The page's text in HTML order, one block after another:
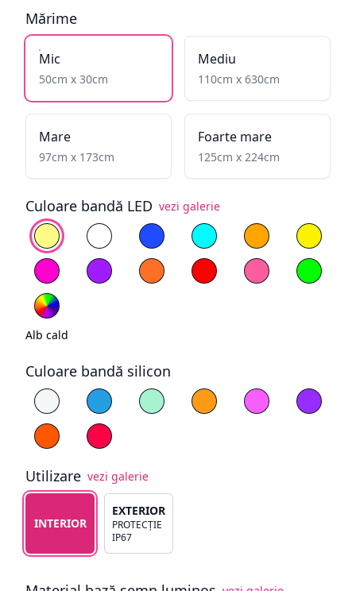
Mărime
Mic
50cm x 30cm
Mediu
110cm x 630cm
Mare
97cm x 173cm
Foarte mare
125cm x 224cm
Culoare bandă LED vezi galerie
Alege culoare
Alb cald Alb rece Albastru Cyan Galben
Magenta
Mov PortocaliuRoșu Roz deschisVerde
RGB
Alb cald
Culoare bandă silicon
Alege culoare silicon
Alb Albastru Cyan Galben Magenta
Mov
PortocaliuRoșu
Utilizare vezi galerie
Alege tipul de utilizare
INTERIOR
EXTERIOR
PROTECȚIE
IP67